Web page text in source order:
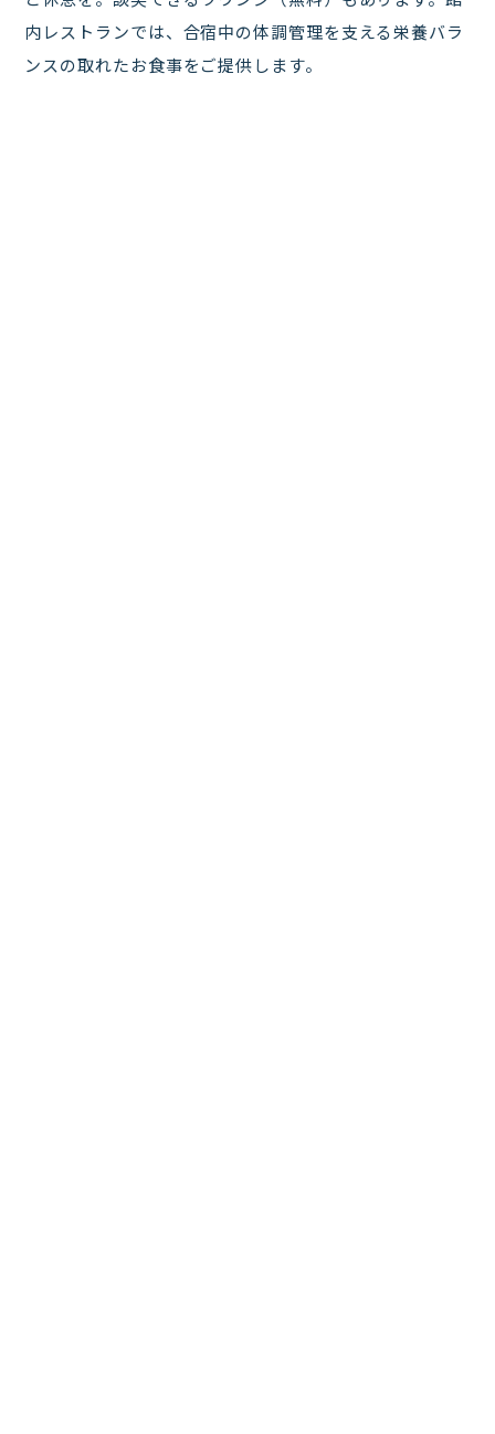
内レストランでは、合宿中の体調管理を支える栄養バラ
ンスの取れたお食事をご提供します。